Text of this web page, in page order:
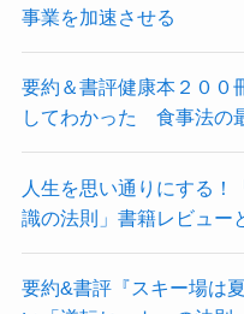
事業を加速させる
要約＆書評健康本２００
してわかった 食事法の
人生を思い通りにする
識の法則」書籍レビュー
要約&書評『スキー場は